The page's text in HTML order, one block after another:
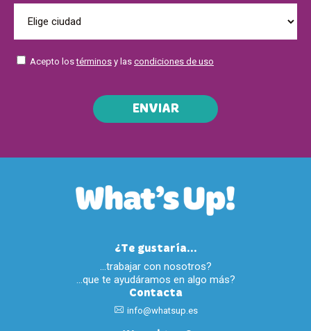
Acepto lostérminos y las condiciones de uso
ENVIAR
¿Te gustaría...
…trabajar con nosotros?
…que te ayudáramos en algo más?
Contacta
info@whatsup.es